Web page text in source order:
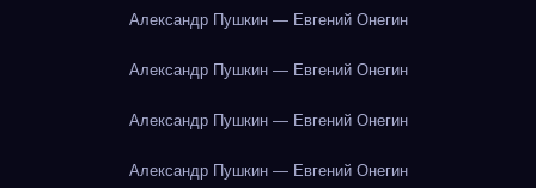
Александр Пушкин — Евгений Онегин
Александр Пушкин — Евгений Онегин
Александр Пушкин — Евгений Онегин
Александр Пушкин — Евгений Онегин